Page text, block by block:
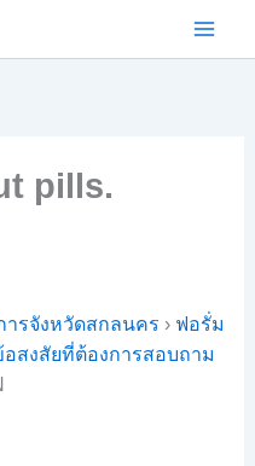
pills.
รจังหวัดสกลนคร › ฟอรั่ม
สงสัยที่ต้องการสอบถาม